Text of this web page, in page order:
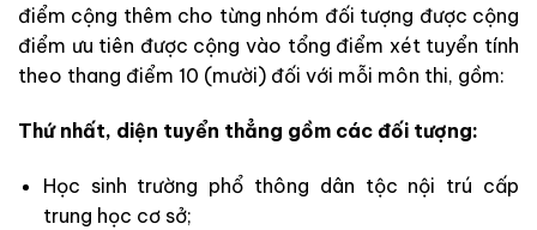
điểm cộng thêm cho từng nhóm đối tượng được cộng
điểm ưu tiên được cộng vào tổng điểm xét tuyển tính
theo thang điểm 10 (mười) đối với mỗi môn thi, gồm:
Thứ nhất, diện tuyển thẳng gồm các đối tượng:
Học sinh trường phổ thông dân tộc nội trú cấp
trung học cơ sở;